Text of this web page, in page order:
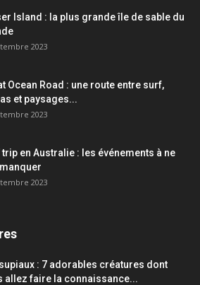
Island : la plus grande île de sable du
2023
Ocean Road : une route entre surf,
et paysages...
2023
en Australie : les événements à ne
2023
: 7 adorables créatures dont
allez faire la connaissance...